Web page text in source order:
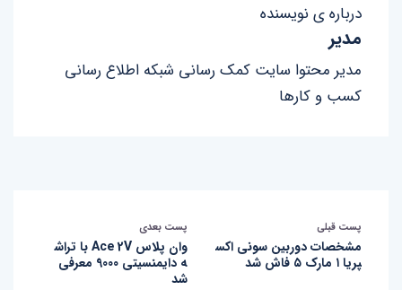
درباره ی نویسنده
مدیر
مدیر محتوا سایت کمک رسانی شبکه اطلاع رسانی
کسب و کارها
پست قبلی
مشخصات دوربین سونی اکس
پریا ۱ مارک ۵ فاش شد
پست بعدی
وان پلاس Ace 2V با تراش
ه دایمنسیتی 9000 معرفی
شد